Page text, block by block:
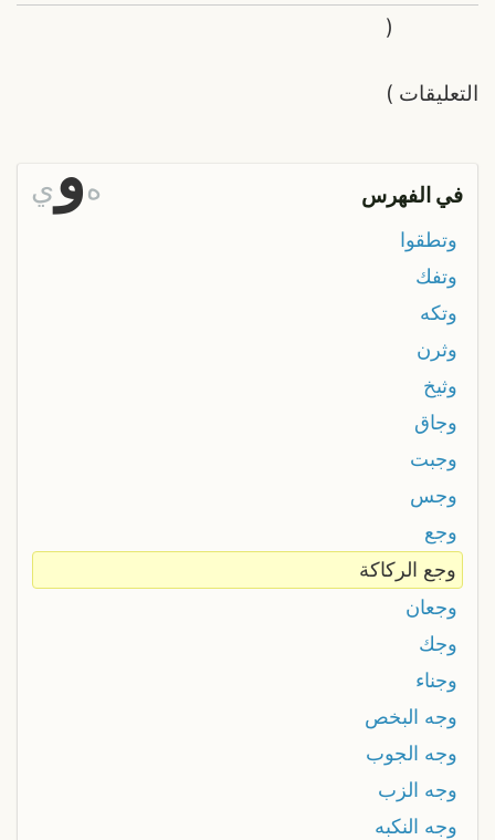
التعليقات
(
)
في الفهرس هو ي
وتطقوا
وتفك
وتكه
وثرن
وثيخ
وجاق
وجبت
وجس
وجع
وجع الركاكة
وجعان
وجك
وجناء
وجه البخص
وجه الجوب
وجه الزب
وجه النكبه